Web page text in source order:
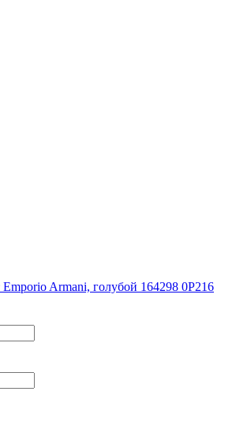
Emporio Armani, голубой 164298 0P216